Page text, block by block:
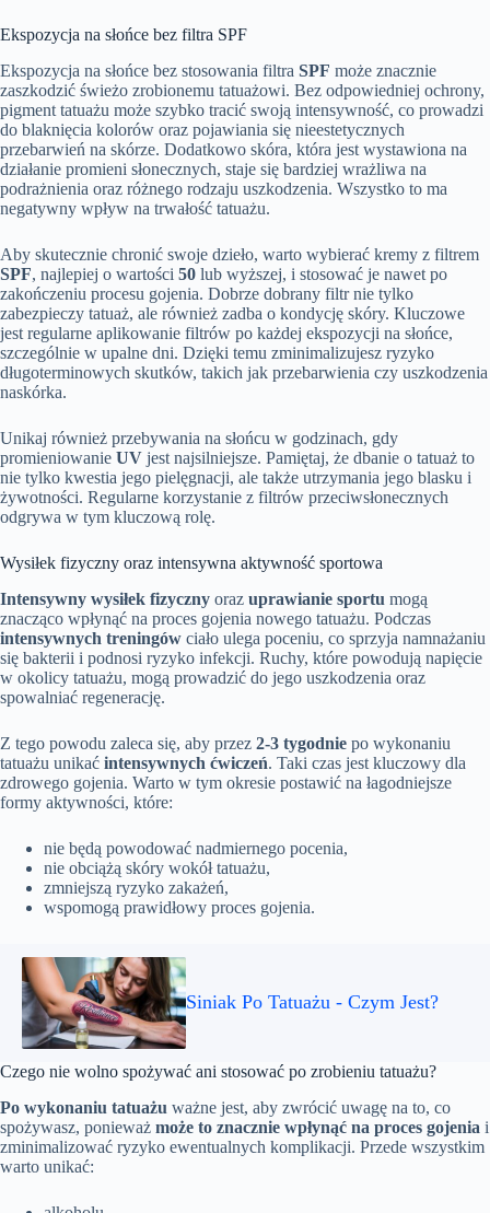
Ekspozycja na słońce bez filtra SPF
Ekspozycja na słońce bez stosowania filtra SPF może znacznie
zaszkodzić świeżo zrobionemu tatuażowi. Bez odpowiedniej ochrony,
pigment tatuażu może szybko tracić swoją intensywność, co prowadzi
do blaknięcia kolorów oraz pojawiania się nieestetycznych
przebarwień na skórze. Dodatkowo skóra, która jest wystawiona na
działanie promieni słonecznych, staje się bardziej wrażliwa na
podrażnienia oraz różnego rodzaju uszkodzenia. Wszystko to ma
negatywny wpływ na trwałość tatuażu.
Aby skutecznie chronić swoje dzieło, warto wybierać kremy z filtrem
SPF, najlepiej o wartości 50 lub wyższej, i stosować je nawet po
zakończeniu procesu gojenia. Dobrze dobrany filtr nie tylko
zabezpieczy tatuaż, ale również zadba o kondycję skóry. Kluczowe
jest regularne aplikowanie filtrów po każdej ekspozycji na słońce,
szczególnie w upalne dni. Dzięki temu zminimalizujesz ryzyko
długoterminowych skutków, takich jak przebarwienia czy uszkodzenia
naskórka.
Unikaj również przebywania na słońcu w godzinach, gdy
promieniowanie UV jest najsilniejsze. Pamiętaj, że dbanie o tatuaż to
nie tylko kwestia jego pielęgnacji, ale także utrzymania jego blasku i
żywotności. Regularne korzystanie z filtrów przeciwsłonecznych
odgrywa w tym kluczową rolę.
Wysiłek fizyczny oraz intensywna aktywność sportowa
Intensywny wysiłek fizyczny oraz uprawianie sportu mogą
znacząco wpłynąć na proces gojenia nowego tatuażu. Podczas
intensywnych treningów ciało ulega poceniu, co sprzyja namnażaniu
się bakterii i podnosi ryzyko infekcji. Ruchy, które powodują napięcie
w okolicy tatuażu, mogą prowadzić do jego uszkodzenia oraz
spowalniać regenerację.
Z tego powodu zaleca się, aby przez 2-3 tygodnie po wykonaniu
tatuażu unikać intensywnych ćwiczeń. Taki czas jest kluczowy dla
zdrowego gojenia. Warto w tym okresie postawić na łagodniejsze
formy aktywności, które:
nie będą powodować nadmiernego pocenia,
nie obciążą skóry wokół tatuażu,
zmniejszą ryzyko zakażeń,
wspomogą prawidłowy proces gojenia.
Siniak Po Tatuażu - Czym Jest?
Czego nie wolno spożywać ani stosować po zrobieniu tatuażu?
Po wykonaniu tatuażu ważne jest, aby zwrócić uwagę na to, co
spożywasz, ponieważ może to znacznie wpłynąć na proces gojenia i
zminimalizować ryzyko ewentualnych komplikacji. Przede wszystkim
warto unikać: